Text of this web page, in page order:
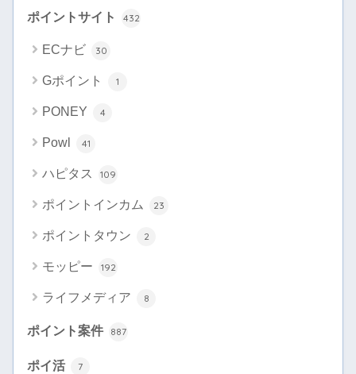
ポイントサイト 432
ECナビ 30
Gポイント 1
PONEY 4
Powl 41
ハピタス 109
ポイントインカム 23
ポイントタウン 2
モッピー 192
ライフメディア 8
ポイント案件 887
ポイ活 7